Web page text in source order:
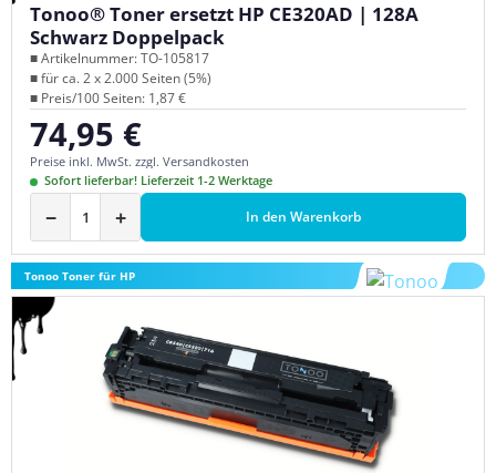
Tonoo® Toner ersetzt HP CE320AD | 128A
Schwarz Doppelpack
■ Artikelnummer: TO-105817
■ für ca. 2 x 2.000 Seiten (5%)
■ Preis/100 Seiten: 1,87 €
Regulärer Preis:
74,95 €
Preise inkl. MwSt. zzgl. Versandkosten
Sofort lieferbar! Lieferzeit 1-2 Werktage
− + In den Warenkorb
Tonoo Toner für HP